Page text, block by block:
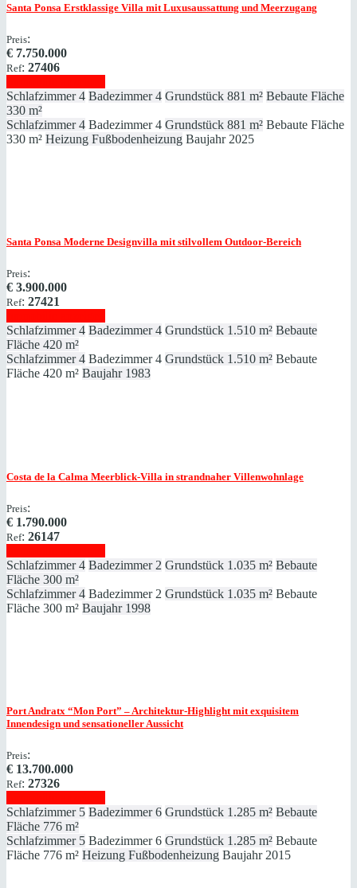
Santa Ponsa Erstklassige Villa mit Luxusaussattung und Meerzugang
Preis:
€ 7.750.000
Ref: 27406
Schlafzimmer 4 Badezimmer 4 Grundstück 881 m² Bebaute Fläche
330 m²
Schlafzimmer 4 Badezimmer 4 Grundstück 881 m² Bebaute Fläche
330 m² Heizung Fußbodenheizung Baujahr 2025
Santa Ponsa Moderne Designvilla mit stilvollem Outdoor-Bereich
Preis:
€ 3.900.000
Ref: 27421
Schlafzimmer 4 Badezimmer 4 Grundstück 1.510 m² Bebaute
Fläche 420 m²
Schlafzimmer 4 Badezimmer 4 Grundstück 1.510 m² Bebaute
Fläche 420 m² Baujahr 1983
Costa de la Calma Meerblick-Villa in strandnaher Villenwohnlage
Preis:
€ 1.790.000
Ref: 26147
Schlafzimmer 4 Badezimmer 2 Grundstück 1.035 m² Bebaute
Fläche 300 m²
Schlafzimmer 4 Badezimmer 2 Grundstück 1.035 m² Bebaute
Fläche 300 m² Baujahr 1998
Port Andratx “Mon Port” – Architektur-Highlight mit exquisitem
Innendesign und sensationeller Aussicht
Preis:
€ 13.700.000
Ref: 27326
Schlafzimmer 5 Badezimmer 6 Grundstück 1.285 m² Bebaute
Fläche 776 m²
Schlafzimmer 5 Badezimmer 6 Grundstück 1.285 m² Bebaute
Fläche 776 m² Heizung Fußbodenheizung Baujahr 2015